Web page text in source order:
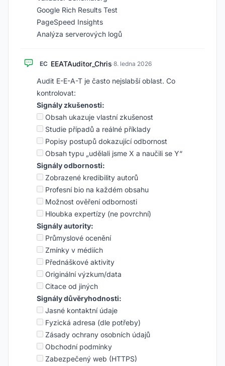
Google Rich Results Test
PageSpeed Insights
Analýza serverových logů
EC EEATAuditor_Chris·8. ledna 2026
Audit E-E-A-T je často nejslabší oblast. Co
kontrolovat:
Signály zkušenosti:
Obsah ukazuje vlastní zkušenost
Studie případů a reálné příklady
Popisy postupů dokazující odbornost
Obsah typu „udělali jsme X a naučili se Y“
Signály odbornosti:
Zobrazené kredibility autorů
Profesní bio na každém obsahu
Možnost ověření odbornosti
Hloubka expertízy (ne povrchní)
Signály autority:
Průmyslové ocenění
Zmínky v médiích
Přednáškové aktivity
Originální výzkum/data
Citace od jiných
Signály důvěryhodnosti:
Jasné kontaktní údaje
Fyzická adresa (dle potřeby)
Zásady ochrany osobních údajů
Obchodní podmínky
Zabezpečený web (HTTPS)